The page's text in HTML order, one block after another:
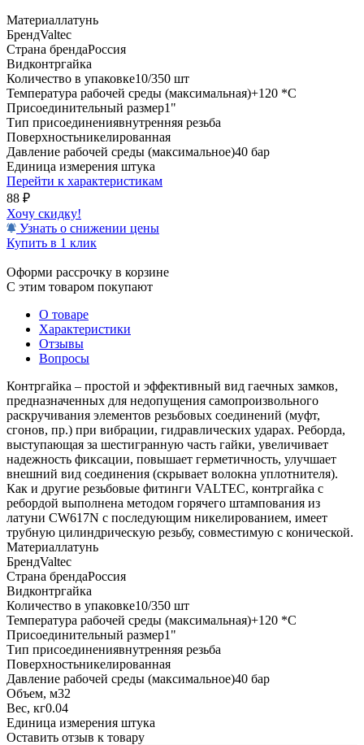
Материаллатунь
БрендValtec
Страна брендаРоссия
Видконтргайка
Количество в упаковке10/350 шт
Температура рабочей среды (максимальная)+120 *C
Присоединительный размер1"
Тип присоединениявнутренняя резьба
Поверхностьникелированная
Давление рабочей среды (максимальное)40 бар
Единица измерения штука
Перейти к характеристикам
88 ₽
Хочу скидку!
Узнать о снижении цены
Купить в 1 клик
Оформи рассрочку в корзине
С этим товаром покупают
О товаре
Характеристики
Отзывы
Вопросы
Контргайка – простой и эффективный вид гаечных замков,
предназначенных для недопущения самопроизвольного
раскручивания элементов резьбовых соединений (муфт,
сгонов, пр.) при вибрации, гидравлических ударах. Реборда,
выступающая за шестигранную часть гайки, увеличивает
надежность фиксации, повышает герметичность, улучшает
внешний вид соединения (скрывает волокна уплотнителя).
Как и другие резьбовые фитинги VALTEC, контргайка с
ребордой выполнена методом горячего штампования из
латуни CW617N с последующим никелированием, имеет
трубную цилиндрическую резьбу, совместимую с конической.
Материаллатунь
БрендValtec
Страна брендаРоссия
Видконтргайка
Количество в упаковке10/350 шт
Температура рабочей среды (максимальная)+120 *C
Присоединительный размер1"
Тип присоединениявнутренняя резьба
Поверхностьникелированная
Давление рабочей среды (максимальное)40 бар
Объем, м32
Вес, кг0.04
Единица измерения штука
Оставить отзыв к товару